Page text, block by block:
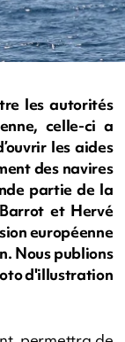
les autorités
celle-ci a
les aides
des navires
partie de la
et Hervé
européenne
Nous publions
d'illustration